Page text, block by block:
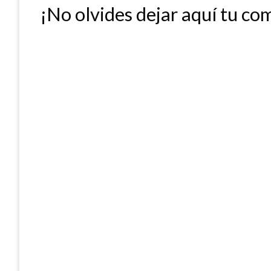
¡No olvides dejar aquí tu